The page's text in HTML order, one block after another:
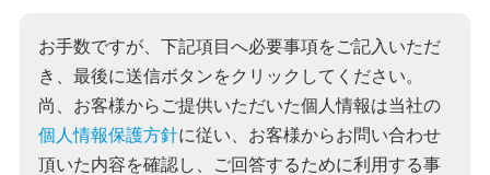
お手数ですが、下記項目へ必要事項をご記入いただ
き、最後に送信ボタンをクリックしてください。
尚、お客様からご提供いただいた個人情報は当社の
個人情報保護方針に従い、お客様からお問い合わせ
頂いた内容を確認し、ご回答するために利用する事